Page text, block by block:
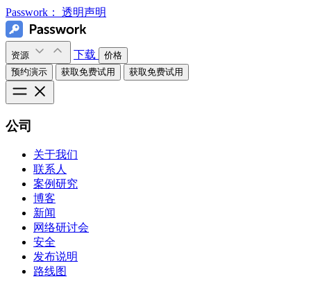
Passwork： 透明声明
资源 下载
价格
预约演示
获取免费试用 获取免费试用
公司
关于我们
联系人
案例研究
博客
新闻
网络研讨会
安全
发布说明
路线图